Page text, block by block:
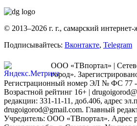
© 2013–2026 г. г., самарский
Подписывайтесь: Вконтакте, Telegram
ООО «ТВпортал» |
город».
Регистрационный номер ЭЛ № ФС 77 -
Возрастной рейтинг 16+ |
редакции: 331-11-11, доб.406, адрес
drugoigorod@gmail.com. Главный
Учредитель: ООО «ТВпортал». Адрес